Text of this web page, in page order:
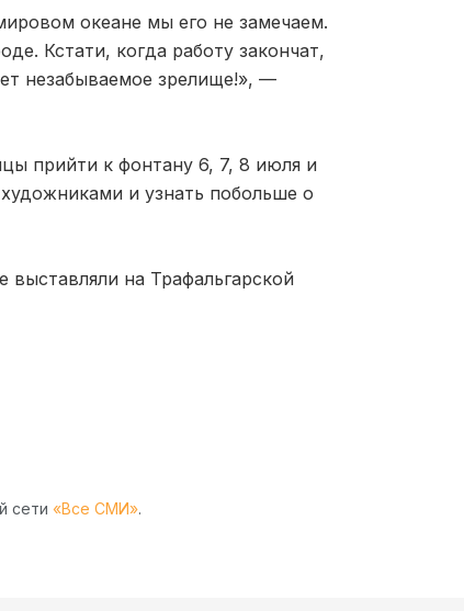
океане мы его не замечаем.
Кстати, когда работу закончат,
незабываемое зрелище!», —
прийти к фонтану 6, 7, 8 июля и
и узнать побольше о
на Трафальгарской
сети «Все СМИ».